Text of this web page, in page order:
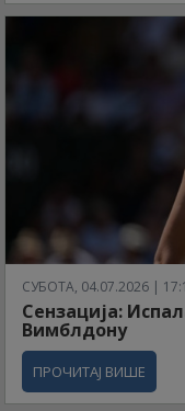
СУБОТА, 04.07.2026 |
Сензација:
Вимблдону
ПРОЧИТАЈ ВИШЕ